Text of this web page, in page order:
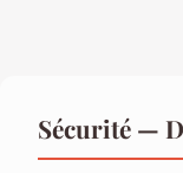
Sécurité —